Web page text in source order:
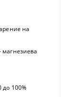
на
до 100%